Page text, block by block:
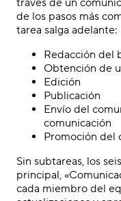
de los pasos más
tarea salga adelante:
Redacción del
Obtención de
Edición
Publicación
Envío del
comunicación
Promoción del
Sin subtareas, los
principal,
cada miembro del